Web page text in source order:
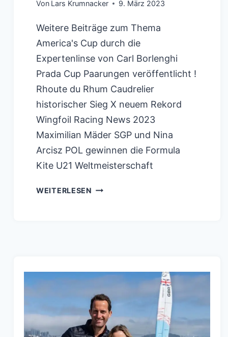
Von Lars Krumnacker 9. März 2023
Weitere Beiträge zum Thema
America's Cup durch die
Expertenlinse von Carl Borlenghi
Prada Cup Paarungen veröffentlicht !
Rhoute du Rhum Caudrelier
historischer Sieg X neuem Rekord
Wingfoil Racing News 2023
Maximilian Mäder SGP und Nina
Arcisz POL gewinnen die Formula
Kite U21 Weltmeisterschaft
WEITERLESEN HANNAH
ZEIT
IN
DER
GESCHICHTE,